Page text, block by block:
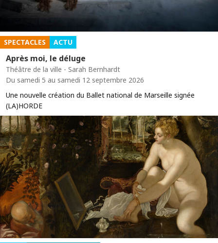
SPECTACLES ACTU
Après moi, le déluge
Théâtre de la ville - Sarah Bernhardt
Du samedi 5 au samedi 12 septembre 2026
Une nouvelle création du Ballet national de Marseille signée
(LA)HORDE